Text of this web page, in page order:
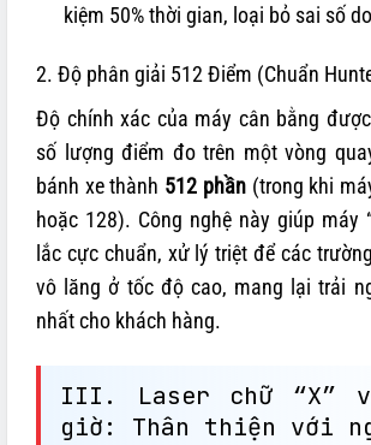
kiệm 50% thời gian, loại bỏ sai số
2. Độ phân giải 512 Điểm (Chuẩn
Độ chính xác của máy cân bằng
số lượng điểm đo trên một vòng
bánh xe thành 512 phần(trong khi
hoặc 128). Công nghệ này giúp máy
lắc cực chuẩn, xử lý triệt để các
vô lăng ở tốc độ cao, mang lại trải
nhất cho khách hàng.
III. Laser chữ “X”
giờ: Thân thiện với